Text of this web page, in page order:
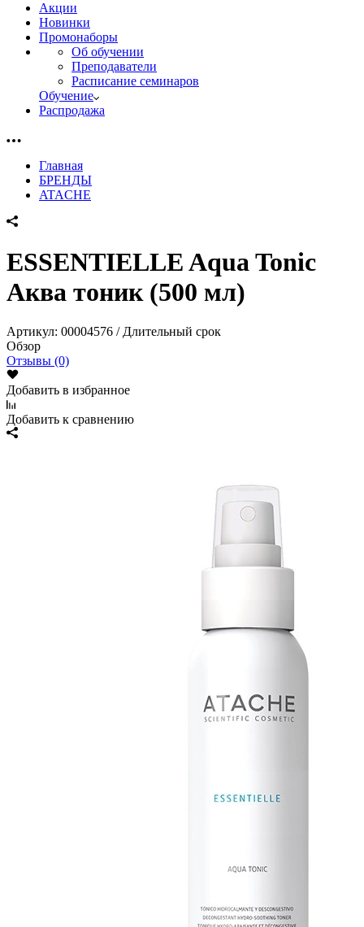
Акции
Новинки
Промонаборы
Об обучении
Преподаватели
Расписание семинаров
Обучение
Распродажа
Главная
БРЕНДЫ
ATACHE
ESSENTIELLE Aqua Tonic
Аква тоник (500 мл)
Артикул: 00004576 / Длительный срок
Обзор
Отзывы (0)
Добавить в избранное
Добавить к сравнению